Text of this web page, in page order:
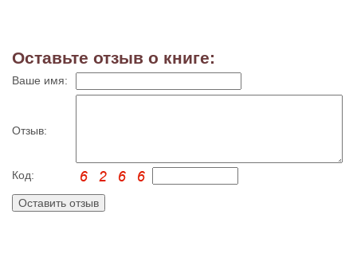
Оставьте отзыв о книге:
Ваше имя:
Отзыв:
Код: